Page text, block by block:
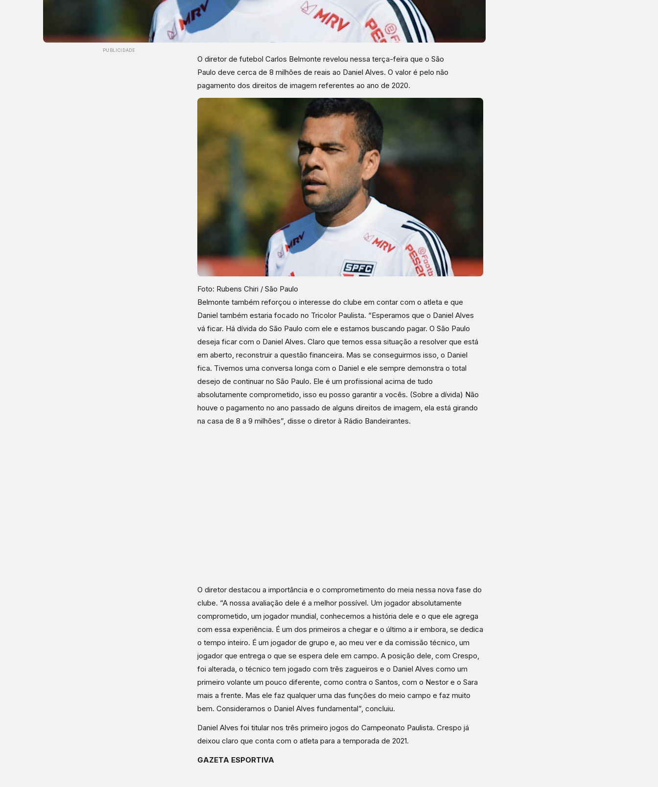
PUBLICIDADE
O diretor de futebol Carlos Belmonte revelou nessa terça-feira que o São
Paulo deve cerca de 8 milhões de reais ao Daniel Alves. O valor é pelo não
pagamento dos direitos de imagem referentes ao ano de 2020.
Foto: Rubens Chiri / São Paulo
Belmonte também reforçou o interesse do clube em contar com o atleta e que
Daniel também estaria focado no Tricolor Paulista. “Esperamos que o Daniel Alves
vá ficar. Há dívida do São Paulo com ele e estamos buscando pagar. O São Paulo
deseja ficar com o Daniel Alves. Claro que temos essa situação a resolver que está
em aberto, reconstruir a questão financeira. Mas se conseguirmos isso, o Daniel
fica. Tivemos uma conversa longa com o Daniel e ele sempre demonstra o total
desejo de continuar no São Paulo. Ele é um profissional acima de tudo
absolutamente comprometido, isso eu posso garantir a vocês. (Sobre a dívida) Não
houve o pagamento no ano passado de alguns direitos de imagem, ela está girando
na casa de 8 a 9 milhões”, disse o diretor à Rádio Bandeirantes.
O diretor destacou a importância e o comprometimento do meia nessa nova fase do
clube. “A nossa avaliação dele é a melhor possível. Um jogador absolutamente
comprometido, um jogador mundial, conhecemos a história dele e o que ele agrega
com essa experiência. É um dos primeiros a chegar e o último a ir embora, se dedica
o tempo inteiro. É um jogador de grupo e, ao meu ver e da comissão técnico, um
jogador que entrega o que se espera dele em campo. A posição dele, com Crespo,
foi alterada, o técnico tem jogado com três zagueiros e o Daniel Alves como um
primeiro volante um pouco diferente, como contra o Santos, com o Nestor e o Sara
mais a frente. Mas ele faz qualquer uma das funções do meio campo e faz muito
bem. Consideramos o Daniel Alves fundamental”, concluiu.
Daniel Alves foi titular nos três primeiro jogos do Campeonato Paulista. Crespo já
deixou claro que conta com o atleta para a temporada de 2021.
GAZETA ESPORTIVA